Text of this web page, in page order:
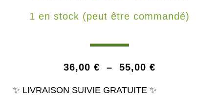
1 en stock (peut être commandé)
36,00 € – 55,00 €
✨ LIVRAISON SUIVIE GRATUITE ✨